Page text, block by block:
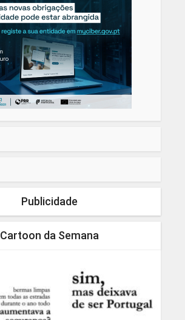
Publicidade
Cartoon da Semana